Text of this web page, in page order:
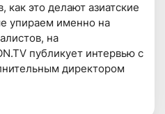
как это делают азиатские
упираем именно на
на
публикует интервью с
директором